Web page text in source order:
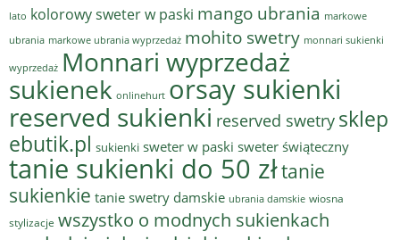
lato kolorowy sweter w paski mango ubrania markowe
ubrania markowe ubrania wyprzedaż mohito swetry monnari sukienki
wyprzedaż Monnari wyprzedaż
sukienek onlinehurt orsay sukienki
reserved sukienki reserved swetry sklep
ebutik.pl sukienki sweter w paski sweter świąteczny
tanie sukienki do 50 złtanie
sukienkie tanie swetry damskie ubrania damskie wiosna
stylizacje wszystko o modnych sukienkach